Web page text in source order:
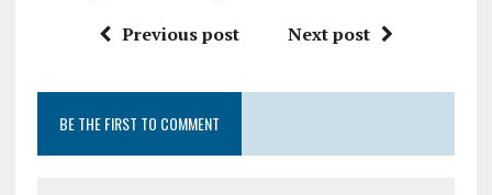
Previous post Next post
BE THE FIRST TO COMMENT